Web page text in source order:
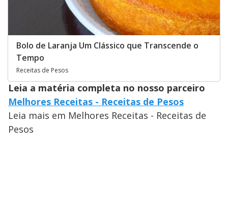
Bolo de Laranja Um Clássico que Transcende o
Tempo
Receitas de Pesos
Leia a matéria completa no nosso parceiro
Melhores Receitas - Receitas de Pesos
Leia mais em Melhores Receitas - Receitas de
Pesos